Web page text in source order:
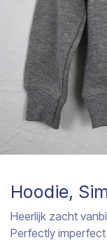
Hoodie,
Heerlijk zacht
Perfectly